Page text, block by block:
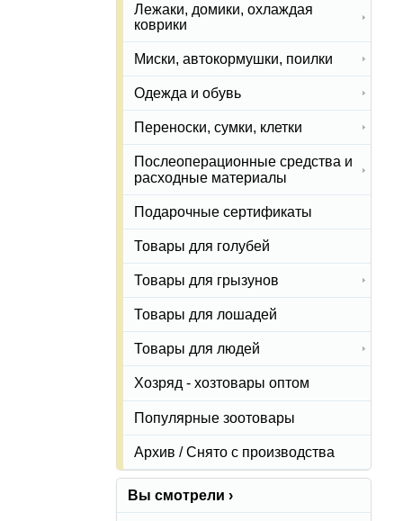
Лежаки, домики, охлаждая
коврики
Миски, автокормушки, поилки
Одежда и обувь
Переноски, сумки, клетки
Послеоперационные средства и
расходные материалы
Подарочные сертификаты
Товары для голубей
Товары для грызунов
Товары для лошадей
Товары для людей
Хозряд - хозтовары оптом
Популярные зоотовары
Архив / Снято с производства
Вы смотрели ›